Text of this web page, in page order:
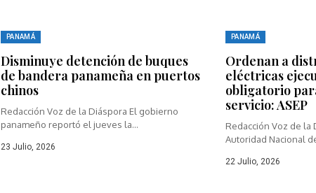
PANAMÁ
Disminuye detención de buques
de bandera panameña en puertos
chinos
Redacción Voz de la Diáspora El gobierno
panameño reportó el jueves la...
23 Julio, 2026
PANAMÁ
Ordenan a
eléctricas
obligatorio
servicio: ASEP
Redacción Voz de la
Autoridad Nacional
22 Julio, 2026